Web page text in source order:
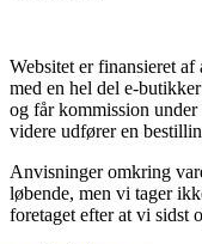
Websitet er finansieret
med en hel del e-
og får kommission
videre udfører en
Anvisninger omkring
løbende, men vi tager
foretaget efter at vi sidst